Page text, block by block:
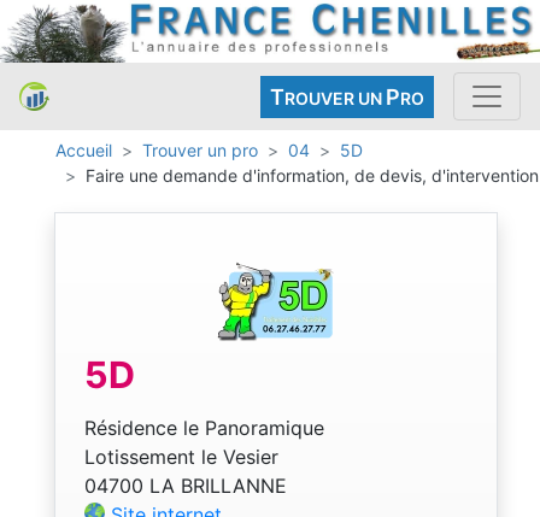
TROUVER UN PRO
Accueil Trouver un pro 04
5D
Faire une demande d'information, de devis, d'intervention
5D
Résidence le Panoramique
Lotissement le Vesier
04700 LA BRILLANNE